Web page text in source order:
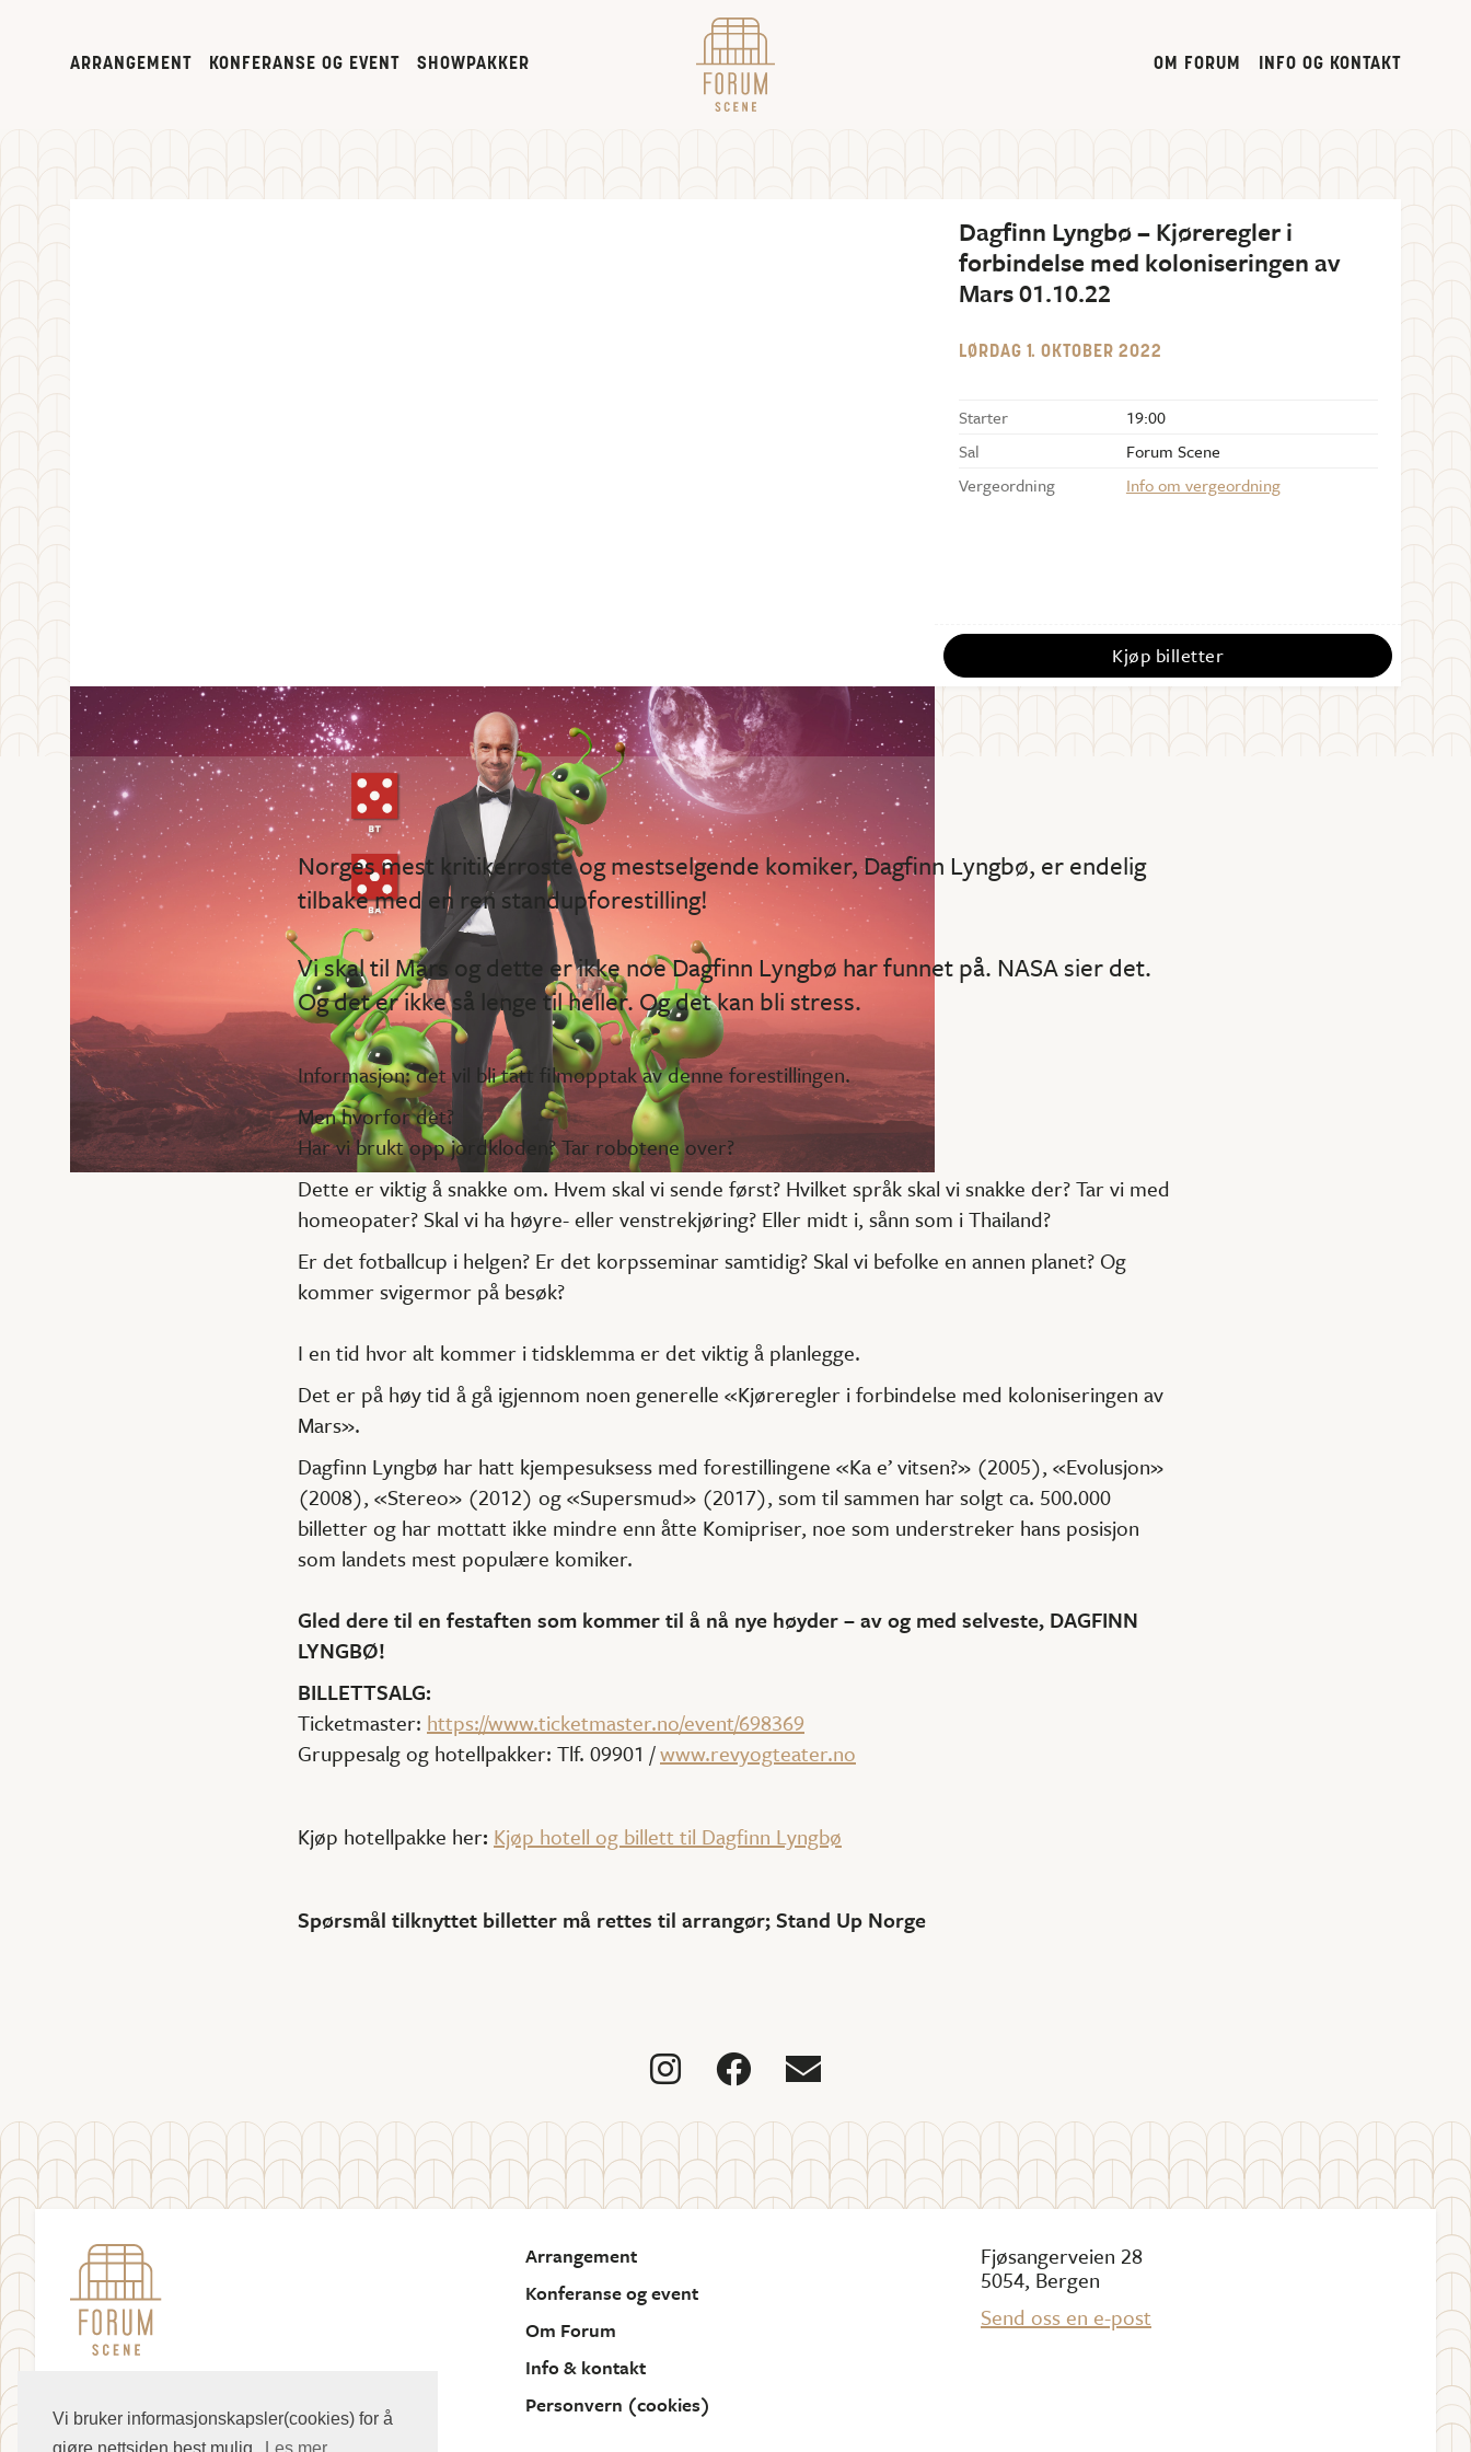
Vi bruker informasjonskapsler(cookies) for å
ARRANGEMENT KONFERANSE OG EVENT SHOWPAKKER OM FORUM INFO OG KONTAKT
Dagfinn Lyngbø – Kjøreregler i
forbindelse med koloniseringen av
Mars 01.10.22
LØRDAG 1. OKTOBER 2022
Starter
19:00
Sal
Forum Scene
Vergeordning
Info om vergeordning
Kjøp billetter
Norges mest kritikerroste og mestselgende komiker, Dagfinn Lyngbø, er endelig
tilbake med en ren standupforestilling!
Vi skal til Mars og dette er ikke noe Dagfinn Lyngbø har funnet på. NASA sier det.
Og det er ikke så lenge til heller. Og det kan bli stress.
Informasjon: det vil bli tatt filmopptak av denne forestillingen.
Men hvorfor det?
Har vi brukt opp jordkloden? Tar robotene over?
Dette er viktig å snakke om. Hvem skal vi sende først? Hvilket språk skal vi snakke der? Tar vi med
homeopater? Skal vi ha høyre- eller venstrekjøring? Eller midt i, sånn som i Thailand?
Er det fotballcup i helgen? Er det korpsseminar samtidig? Skal vi befolke en annen planet? Og
kommer svigermor på besøk?
I en tid hvor alt kommer i tidsklemma er det viktig å planlegge.
Det er på høy tid å gå igjennom noen generelle «Kjøreregler i forbindelse med koloniseringen av
Mars».
Dagfinn Lyngbø har hatt kjempesuksess med forestillingene «Ka e’ vitsen?» (2005), «Evolusjon»
(2008), «Stereo» (2012) og «Supersmud» (2017), som til sammen har solgt ca. 500.000
billetter og har mottatt ikke mindre enn åtte Komipriser, noe som understreker hans posisjon
som landets mest populære komiker.
Gled dere til en festaften som kommer til å nå nye høyder – av og med selveste, DAGFINN
LYNGBØ!
BILLETTSALG:
Ticketmaster: https://www.ticketmaster.no/event/698369
Gruppesalg og hotellpakker: Tlf. 09901 /www.revyogteater.no
Kjøp hotellpakke her: Kjøp hotell og billett til Dagfinn Lyngbø
Spørsmål tilknyttet billetter må rettes til arrangør; Stand Up Norge
  
Arrangement
Konferanse og event
Om Forum
Info & kontakt
Personvern (cookies)
Fjøsangerveien 28
5054, Bergen
Send oss en e-post